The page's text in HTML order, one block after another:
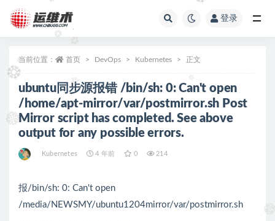
登录
当前位置： 首页 DevOps Kubernetes 正文
ubuntu同步源报错 /bin/sh: 0: Can't open
/home/apt-mirror/var/postmirror.sh Post
Mirror script has completed. See above
output for any possible errors.
Kubernetes 4 年前 0 214
报/bin/sh: 0: Can't open
/media/NEWSMY/ubuntu1204mirror/var/postmirror.sh
全部